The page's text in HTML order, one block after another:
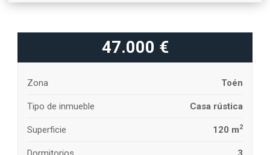
47.000 €
Zona Toén
Tipo de inmueble Casa rústica
Superficie 120 m2